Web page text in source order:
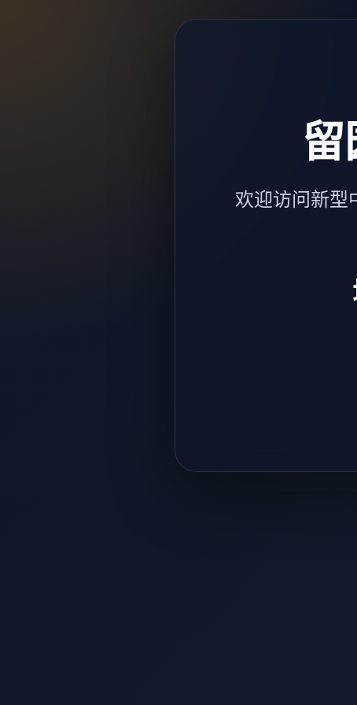
欢迎访问新型